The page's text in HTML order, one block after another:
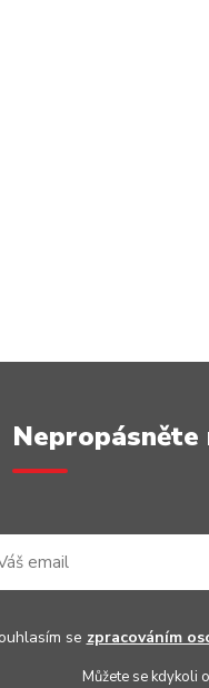
Nepropásněte
se zpracováním
Můžete se kdykoli